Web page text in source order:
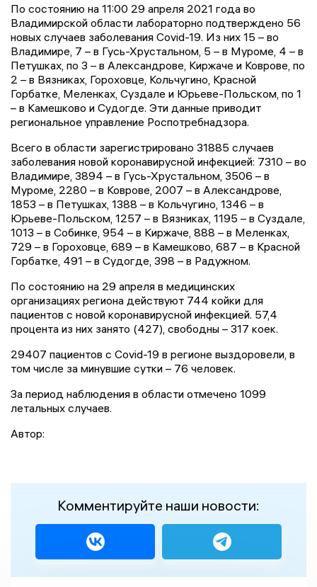
По состоянию на 11:00 29 апреля 2021 года во
Владимирской области лабораторно подтверждено 56
новых случаев заболевания Covid-19. Из них 15 – во
Владимире, 7 – в Гусь-Хрустальном, 5 – в Муроме, 4 – в
Петушках, по 3 – в Александрове, Киржаче и Коврове, по
2 – в Вязниках, Гороховце, Кольчугино, Красной
Горбатке, Меленках, Суздале и Юрьеве-Польском, по 1
– в Камешково и Судогде. Эти данные приводит
региональное управление Роспотребнадзора.
Всего в области зарегистрировано 31885 случаев
заболевания новой коронавирусной инфекцией: 7310 – во
Владимире, 3894 – в Гусь-Хрустальном, 3506 – в
Муроме, 2280 – в Коврове, 2007 – в Александрове,
1853 – в Петушках, 1388 – в Кольчугино, 1346 – в
Юрьеве-Польском, 1257 – в Вязниках, 1195 – в Суздале,
1013 – в Собинке, 954 – в Киржаче, 888 – в Меленках,
729 – в Гороховце, 689 – в Камешково, 687 – в Красной
Горбатке, 491 – в Судогде, 398 – в Радужном.
По состоянию на 29 апреля в медицинских
организациях региона действуют 744 койки для
пациентов с новой коронавирусной инфекцией. 57,4
процента из них занято (427), свободны – 317 коек.
29407 пациентов с Covid-19 в регионе выздоровели, в
том числе за минувшие сутки – 76 человек.
За период наблюдения в области отмечено 1099
летальных случаев.
Автор:
Комментируйте наши новости: